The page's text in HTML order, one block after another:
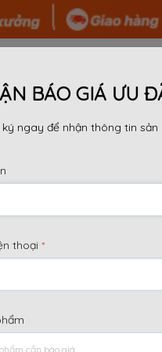
TÔI
chất lượng, việc lựa
cầu kỹ thuật khắt khe
BÁO GIÁ ƯU
ngay để nhận thông tin
thoại *